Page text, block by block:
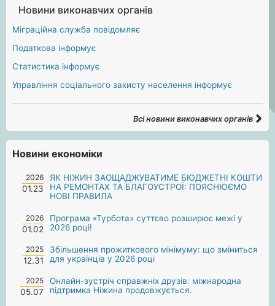
Новини виконавчих органів
Міграційна служба повідомляє
Податкова інформує
Статистика інформує
Управління соціального захисту населення інформує
Всі новини виконавчих органів
Новини економіки
2026
01.23
ЯК НІЖИН ЗАОЩАДЖУВАТИМЕ БЮДЖЕТНІ КОШТИ
НА РЕМОНТАХ ТА БЛАГОУСТРОЇ: ПОЯСНЮЄМО
НОВІ ПРАВИЛА
2026
01.02
Програма «Турбота» суттєво розширює межі у
2026 році!
2025
12.31
Збільшення прожиткового мінімуму: що зміниться
для українців у 2026 році
2025
05.07
Онлайн-зустріч справжніх друзів: міжнародна
підтримка Ніжина продовжується.